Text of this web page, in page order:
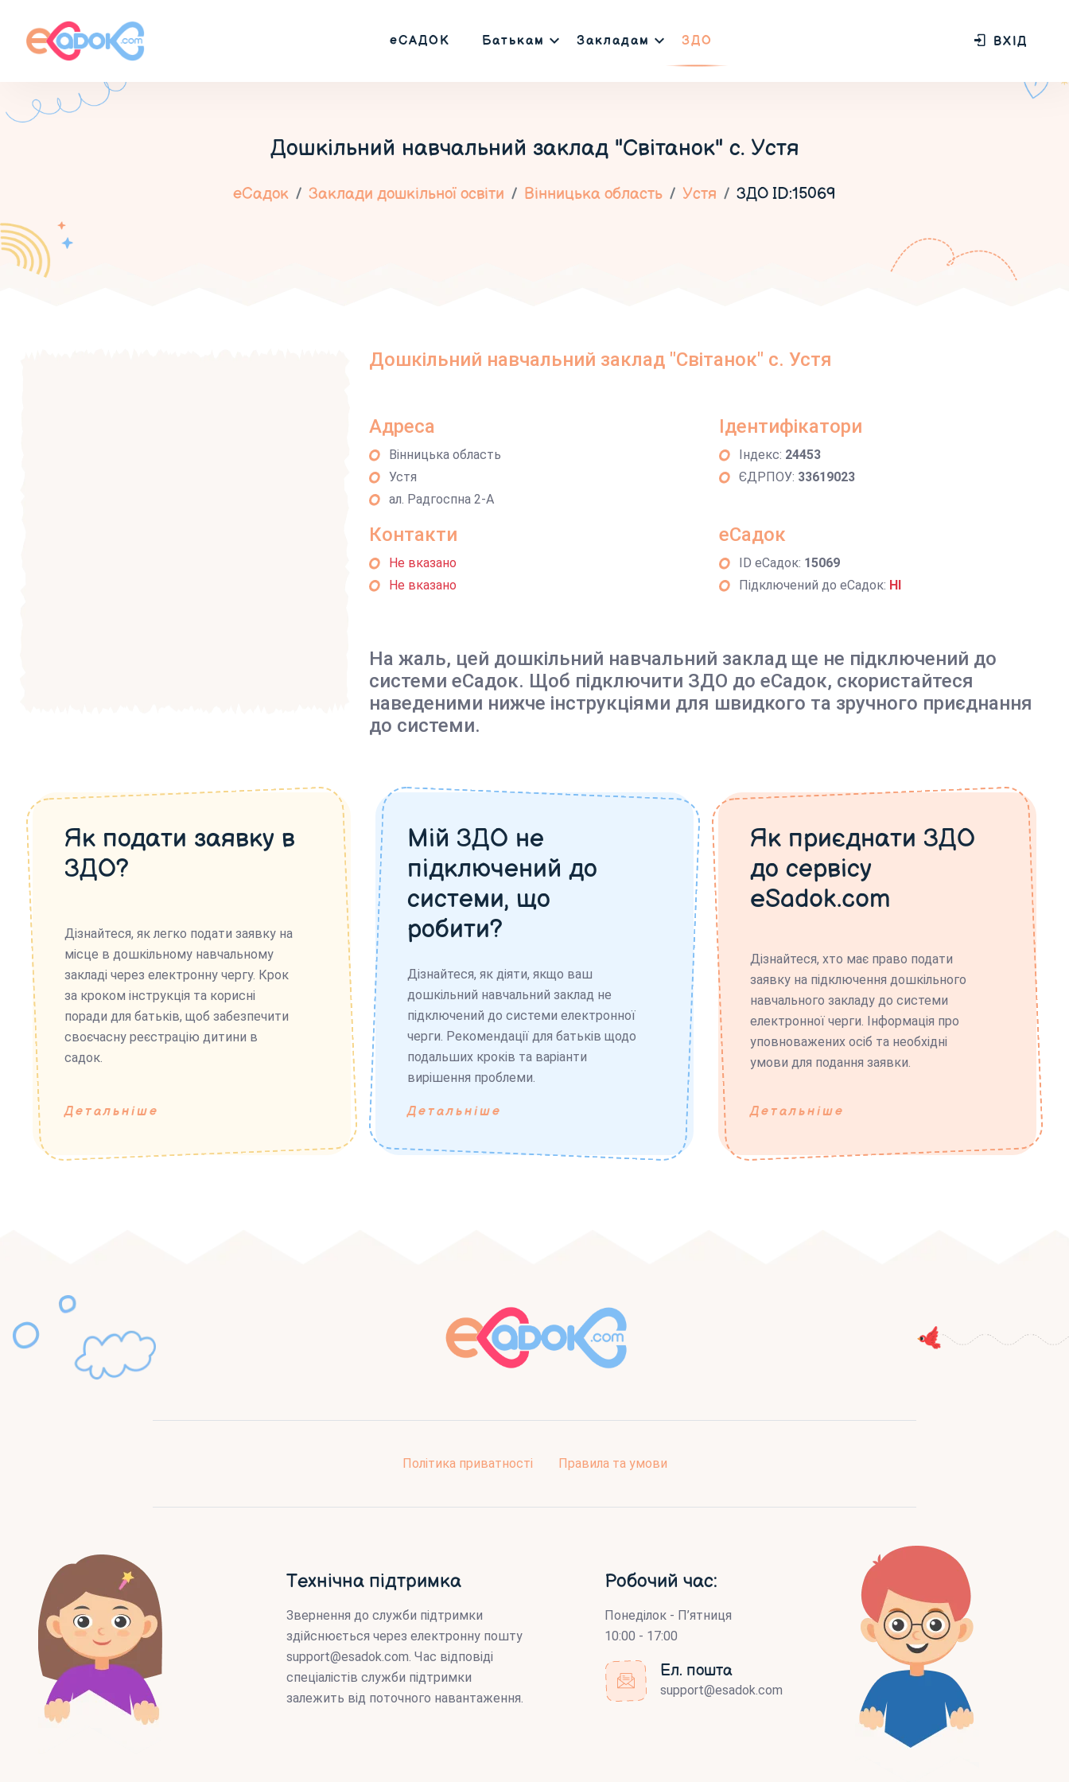
еСАДОК Батькам Закладам ЗДО ВХІД
Дошкільний навчальний заклад "Світанок" с. Устя
еСадок Заклади дошкільної освіти Вінницька область Устя ЗДО ID:15069
Дошкільний навчальний заклад "Світанок" с. Устя
Адреса
Вінницька область
Устя
ал. Радгоспна 2-А
Ідентифікатори
Індекс: 24453
ЄДРПОУ: 33619023
Контакти
Не вказано
Не вказано
еСадок
ID еСадок: 15069
Підключений до еСадок: НІ
На жаль, цей дошкільний навчальний заклад ще не підключений до
системи еСадок. Щоб підключити ЗДО до еСадок, скористайтеся
наведеними нижче інструкціями для швидкого та зручного приєднання
до системи.
Як подати заявку в
ЗДО?
Дізнайтеся, як легко подати заявку на
місце в дошкільному навчальному
закладі через електронну чергу. Крок
за кроком інструкція та корисні
поради для батьків, щоб забезпечити
своєчасну реєстрацію дитини в
садок.
Детальніше
Мій ЗДО не
підключений до
системи, що
робити?
Дізнайтеся, як діяти, якщо ваш
дошкільний навчальний заклад не
підключений до системи електронної
черги. Рекомендації для батьків щодо
подальших кроків та варіанти
вирішення проблеми.
Детальніше
Як приєднати ЗДО
до сервісу
eSadok.com
Дізнайтеся, хто має право подати
заявку на підключення дошкільного
навчального закладу до системи
електронної черги. Інформація про
уповноважених осіб та необхідні
умови для подання заявки.
Детальніше
Політика приватності Правила та умови
Технічна підтримка
Звернення до служби підтримки
здійснюється через електронну пошту
support@esadok.com. Час відповіді
спеціалістів служби підтримки
залежить від поточного навантаження.
Робочий час:
Понеділок - П’ятниця
10:00 - 17:00
Ел. пошта
support@esadok.com